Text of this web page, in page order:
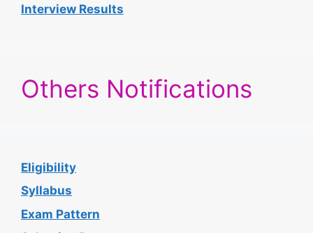
Interview Results
Others Notifications
Eligibility
Syllabus
Exam Pattern